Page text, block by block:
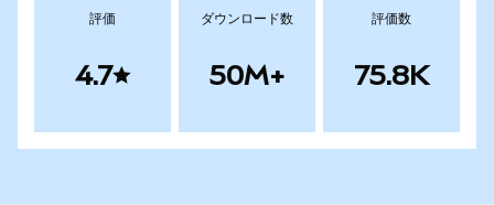
評価
4.7
ダウンロード数
50M+
評価数
75.8K